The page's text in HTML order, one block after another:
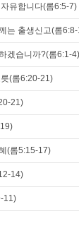
유합니다(롬6:5-7)
는 출생신고(롬
겠습니까?(롬6:1-4)
(롬6:20-21)
21)
(롬5:15-17)
14)
11)